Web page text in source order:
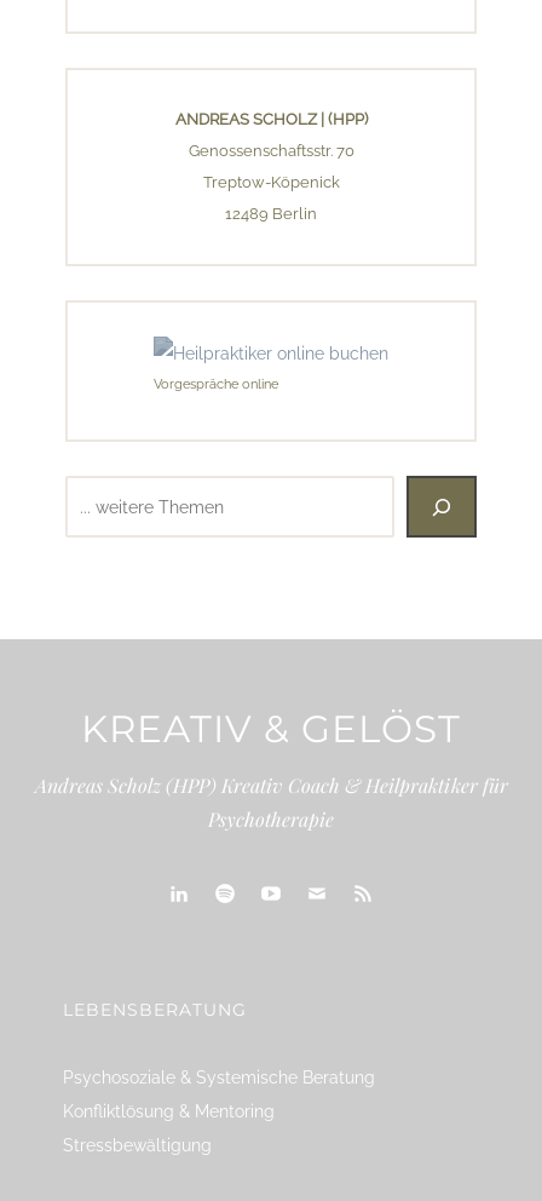
ANDREAS SCHOLZ | (HPP)
Genossenschaftsstr. 70
Treptow-Köpenick
12489 Berlin
Vorgespräche online
KREATIV & GELÖST
Andreas Scholz (HPP) Kreativ Coach & Heilpraktiker für
Psychotherapie
LEBENSBERATUNG
Psychosoziale & Systemische Beratung
Konfliktlösung & Mentoring
Stressbewältigung